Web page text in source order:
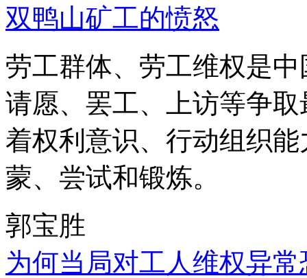
双鸭山矿工的愤怒
劳工群体、劳工维权是
请愿、罢工、上访等争
着权利意识、行动组织
蒙、尝试和锻炼。
郭宝胜
为何当局对工人维权异